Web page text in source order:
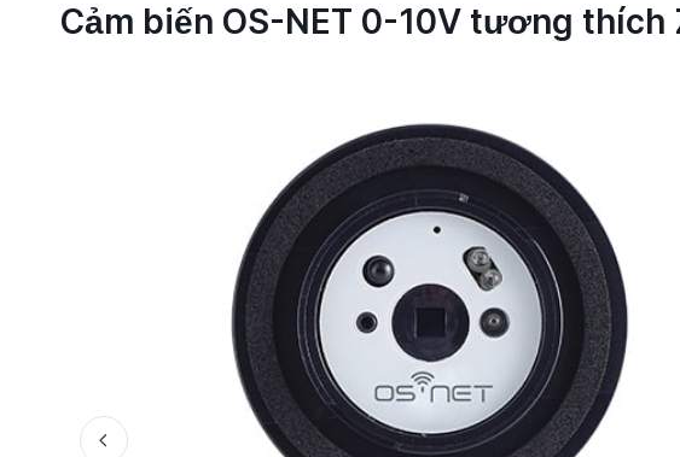
Cảm biến OS-NET 0-10V tương thích